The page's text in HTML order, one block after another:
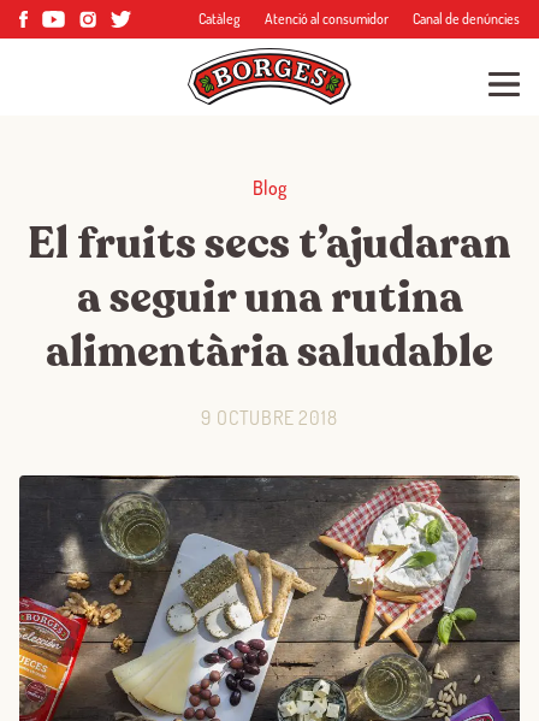
Catàleg Atenció al consumidor Canal de denúncies
Blog
El fruits secs t’ajudaran
a seguir una rutina
alimentària saludable
9 OCTUBRE 2018